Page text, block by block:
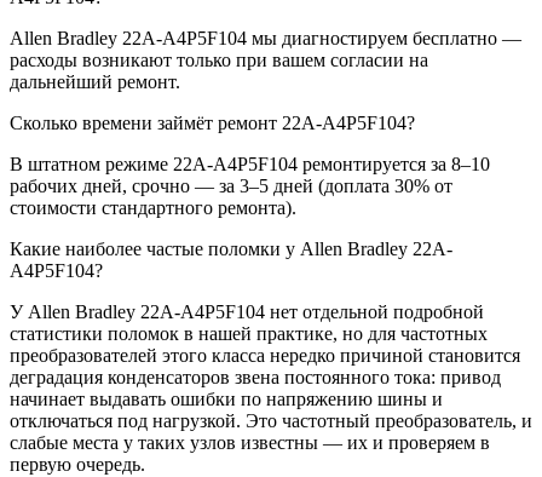
Allen Bradley 22A-A4P5F104 мы диагностируем бесплатно —
расходы возникают только при вашем согласии на
дальнейший ремонт.
Сколько времени займёт ремонт 22A-A4P5F104?
В штатном режиме 22A-A4P5F104 ремонтируется за 8–10
рабочих дней, срочно — за 3–5 дней (доплата 30% от
стоимости стандартного ремонта).
Какие наиболее частые поломки у Allen Bradley 22A-
A4P5F104?
У Allen Bradley 22A-A4P5F104 нет отдельной подробной
статистики поломок в нашей практике, но для частотных
преобразователей этого класса нередко причиной становится
деградация конденсаторов звена постоянного тока: привод
начинает выдавать ошибки по напряжению шины и
отключаться под нагрузкой. Это частотный преобразователь, и
слабые места у таких узлов известны — их и проверяем в
первую очередь.